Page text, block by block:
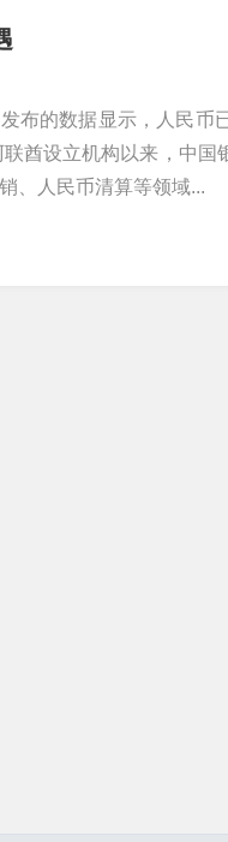
布的数据显示，人民币
酋设立机构以来，中
、人民币清算等领域...